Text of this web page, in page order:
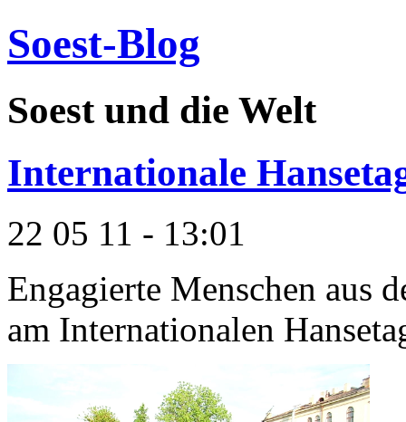
Soest-Blog
Soest und die Welt
Internationale
22 05 11 - 13:01
Engagierte Menschen aus
am Internationalen